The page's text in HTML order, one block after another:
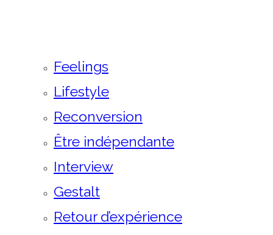
Feelings
Lifestyle
Reconversion
Être indépendante
Interview
Gestalt
Retour d’expérience